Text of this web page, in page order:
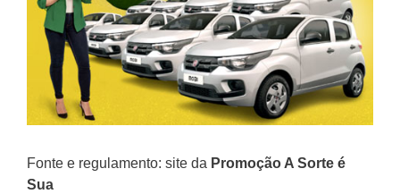
Fonte e regulamento: site da Promoção A Sorte é
Sua